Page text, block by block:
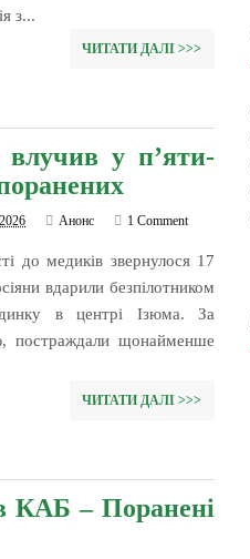
з...
ЧИТАТИ ДАЛІ >>>
у п’яти-
Анонс 1 Comment
до медиків звернулося 17
вдарили безпілотником
в центрі Ізюма. За
постраждали щонайменше
ЧИТАТИ ДАЛІ >>>
КАБ – Поранені